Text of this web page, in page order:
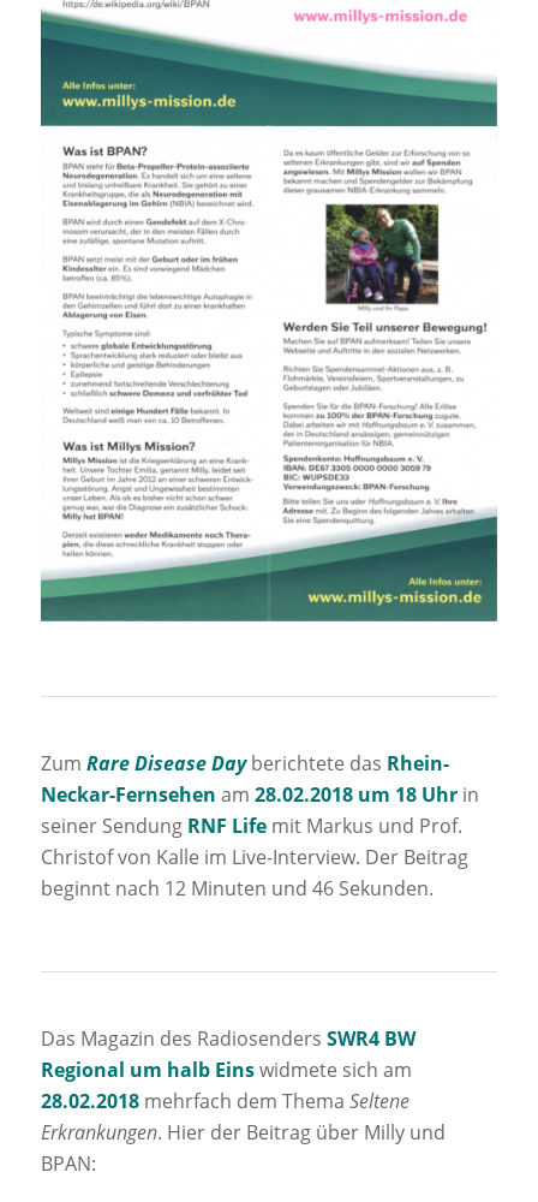
Zum Rare Disease Dayberichtete das Rhein-
Neckar-Fernsehen am 28.02.2018 um 18 Uhrin
seiner Sendung RNF Lifemit Markus und Prof.
Christof von Kalle im Live-Interview. Der Beitrag
beginnt nach 12 Minuten und 46 Sekunden.
Das Magazin des Radiosenders SWR4 BW
Regional um halb Einswidmete sich am
28.02.2018mehrfach dem Thema Seltene
Erkrankungen. Hier der Beitrag über Milly und
BPAN: